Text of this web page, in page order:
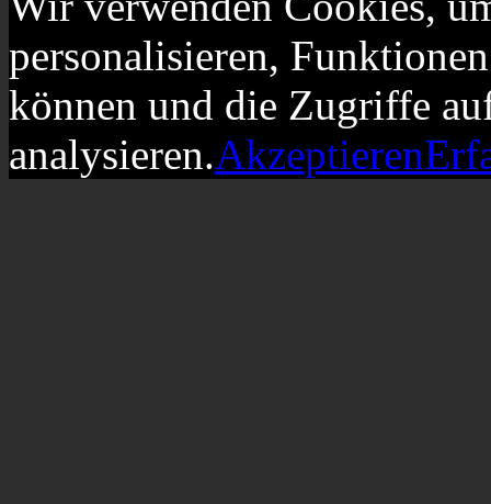
personalisieren,
können und die Zugriffe
analysieren.Akzeptieren